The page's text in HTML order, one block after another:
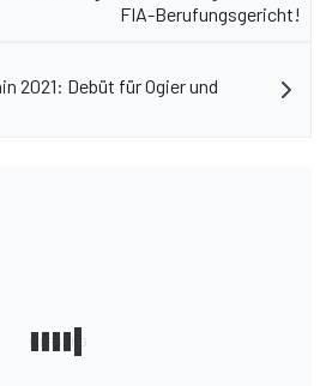
FIA-Berufungsgericht!
2021: Debüt für Ogier und